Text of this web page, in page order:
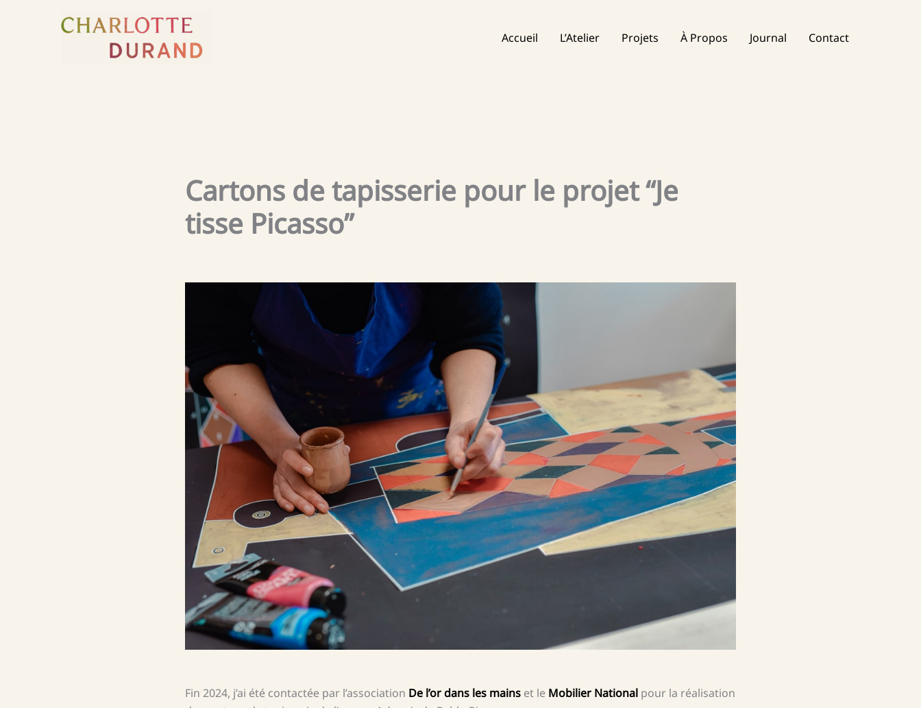
Accueil L’Atelier Projets À Propos Journal Contact
Cartons de tapisserie pour le projet “Je
tisse Picasso”
Fin 2024, j’ai été contactée par l’association De l’or dans les mains et le Mobilier National pour la réalisation